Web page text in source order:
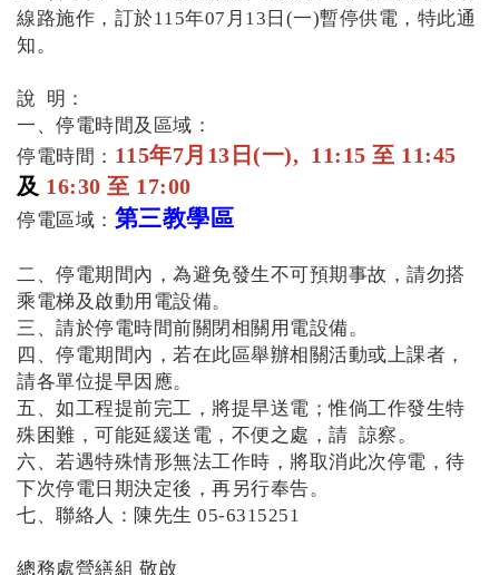
線路施作，訂於115年07月13日(一)暫停供電，特此通
知。
說 明：
一、停電時間及區域：
停電時間： 115年7月13日(一), 11:15 至 11:45
及 16:30 至 17:00
停電區域： 第三教學區
二、停電期間內，為避免發生不可預期事故，請勿搭
乘電梯及啟動用電設備。
三、請於停電時間前關閉相關用電設備。
四、停電期間內，若在此區舉辦相關活動或上課者，
請各單位提早因應。
五、如工程提前完工，將提早送電；惟倘工作發生特
殊困難，可能延緩送電，不便之處，請 諒察。
六、若遇特殊情形無法工作時，將取消此次停電，待
下次停電日期決定後，再另行奉告。
七、聯絡人：陳先生 05-6315251
總務處營繕組 敬啟